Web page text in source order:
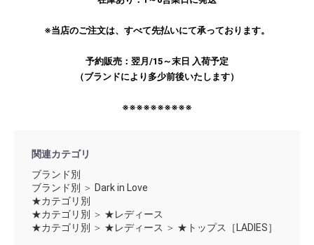
※当店のご注文は、すべて先払いにて承っております。
予約販売：翌月/15～末日 入荷予定
（ブランドにより多少前後いたします）
※※※※※※※※※※
関連カテゴリ
ブランド別
ブランド別 ＞ Dark in Love
★カテゴリ別
★カテゴリ別 ＞ ★レディース
★カテゴリ別 ＞ ★レディース ＞ ★トップス［LADIES］